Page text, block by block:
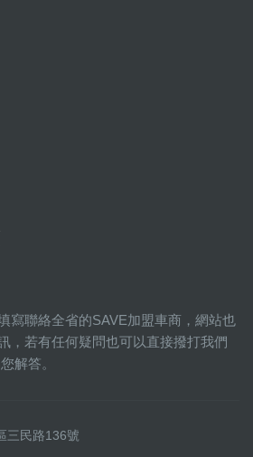
寫聯絡全省的SAVE加盟車商，網站也
，若有任何疑問也可以直接撥打我們
解答。
三民路136號